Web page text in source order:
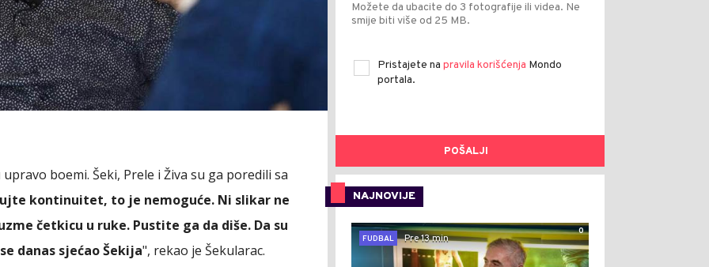
boemi. Šeki, Prele i Živa su ga poredili sa
kontinuitet, to je nemoguće. Ni slikar ne
četkicu u ruke. Pustite ga da diše. Da su
danas sjećao Šekija", rekao je Šekularac.
Možete da ubacite do 3 fotografije ili videa. Ne
smije biti više od 25 MB.
Pristajete na pravila korišćenja Mondo
portala.
POŠALJI
NAJNOVIJE
0
FUDBAL
Pre 13 min